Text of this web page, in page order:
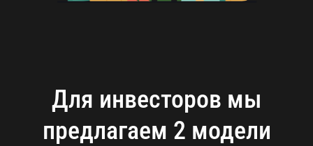
Для инвесторов мы
предлагаем 2 модели